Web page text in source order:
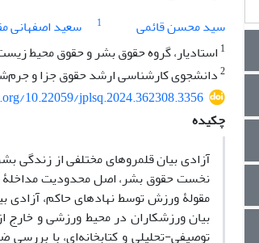
سید محسن قائمی
1 سعید اصفهانی
1 استادیار، گروه حقوق بشر و حقوق محیط
2دانشجوی کارشناسی ارشد حقوق جزا و
10.22059/jplsq.2024.362308.3356
چکیده
آزادی بیان قلمروهای مختلفی از
نخست حقوق بشر، اصل محدودیت
مقولۀ ورزش توسط نهادهای حاکم، آزادی
بیان ورزشکاران در محیط ورزشی و خارج
توصیفی-تحلیلی و کتابخانه‌ای، با